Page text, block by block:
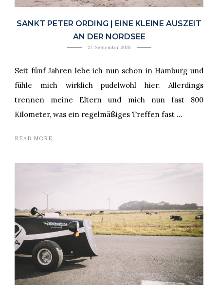
SANKT PETER ORDING | EINE KLEINE AUSZEIT
AN DER NORDSEE
27. September 2018
Seit fünf Jahren lebe ich nun schon in Hamburg und
fühle mich wirklich pudelwohl hier. Allerdings
trennen meine Eltern und mich nun fast 800
Kilometer, was ein regelmäßiges Treffen fast …
READ MORE